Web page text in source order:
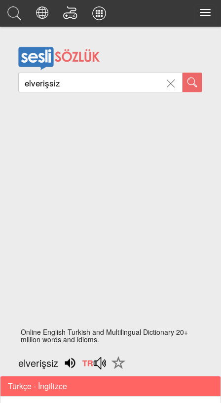
Online English Turkish and Multilingual Dictionary 20+
million words and idioms.
elverişsiz
Türkçe - İngilizce